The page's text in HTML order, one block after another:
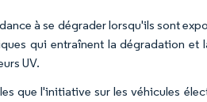
à se dégrader lorsqu'ils sont
qui entraînent la dégradation et
UV.
que l'initiative sur les véhicules